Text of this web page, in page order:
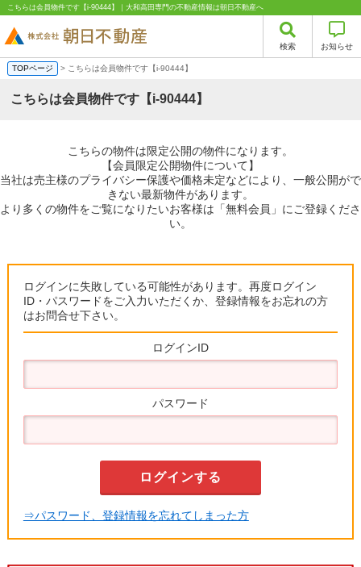
こちらは会員物件です【i-90444】｜大和高田専門の不動産情報は朝日不動産へ
検索 お知らせ
TOPページ > こちらは会員物件です【i-90444】
こちらは会員物件です【i-90444】
こちらの物件は限定公開の物件になります。
【会員限定公開物件について】
当社は売主様のプライバシー保護や価格未定などにより、一般公開がで
きない最新物件があります。
より多くの物件をご覧になりたいお客様は「無料会員」にご登録くださ
い。
ログインに失敗している可能性があります。再度ログイン
ID・パスワードをご入力いただくか、登録情報をお忘れの方
はお問合せ下さい。
ログインID
パスワード
⇒パスワード、登録情報を忘れてしまった方